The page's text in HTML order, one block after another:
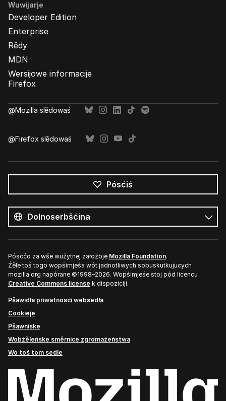
Wuwijarje
Developer Edition
Enterprise
Rědy
MDN
Wersijowe informacije
Firefox
@Mozilla slědowaś
@Firefox slědowaś
Pósćiś
rěcy
Rěc
Pósććo za wše wužytnej załožbje Mozilla Foundation.
Źěle toś togo wopśimjeśa wót jadnotliwych sobuskutkujucych
mozilla.org napórane ©1998–2026. Wopśimjeśe stoj pód licencu
Creative Commons license k dispoziciji.
Pšawidła priwatnosći websedła
Cookieje
Pšawniske
Wobźěleńske směrnice zgromaźeństwa
Wó toś tom sedle